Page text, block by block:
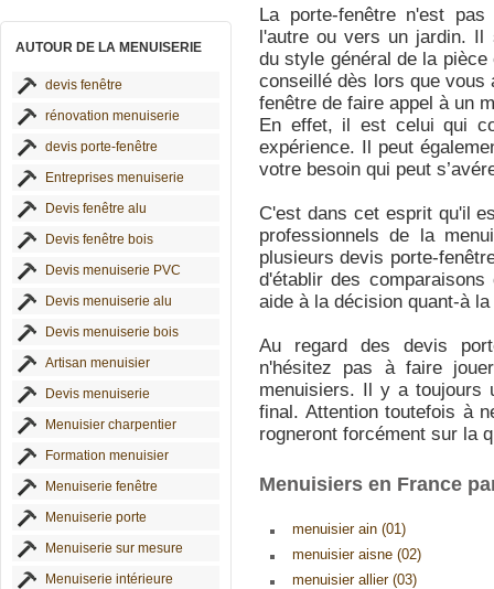
AUTOUR DE LA MENUISERIE
devis fenêtre
rénovation menuiserie
devis porte-fenêtre
Entreprises menuiserie
Devis fenêtre alu
Devis fenêtre bois
Devis menuiserie PVC
Devis menuiserie alu
Devis menuiserie bois
Artisan menuisier
Devis menuiserie
Menuisier charpentier
Formation menuisier
Menuiserie fenêtre
Menuiserie porte
Menuiserie sur mesure
Menuiserie intérieure
La porte-fenêtre n'est
l'autre ou vers un jardin. Il
du style général de la
conseillé dès lors que vous
fenêtre de faire appel à un
En effet, il est celui qui
expérience. Il peut
votre besoin qui peut
C'est dans cet esprit qu'il
professionnels de la
plusieurs devis porte-
d'établir des
aide à la décision quant-à
Au regard des devis
n'hésitez pas à faire
menuisiers. Il y a
final. Attention toutefois à
rogneront forcément sur la
Menuisiers en France
menuisier ain (01)
menuisier aisne (02)
menuisier allier (03)